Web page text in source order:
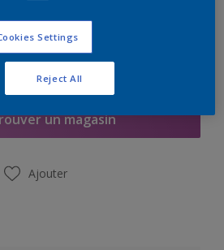
à la liste d’achats
un magasin
Ajouter
Settings
Reject All